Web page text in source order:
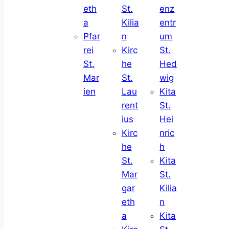
eth
a
Pfar
rei
St.
Mar
ien
St.
Kilia
n
Kirc
he
St.
Lau
rent
ius
Kirc
he
St.
Mar
gar
eth
a
enz
entr
um
St.
Hed
wig
Kita
St.
Hei
nric
h
Kita
St.
Kilia
n
Kita